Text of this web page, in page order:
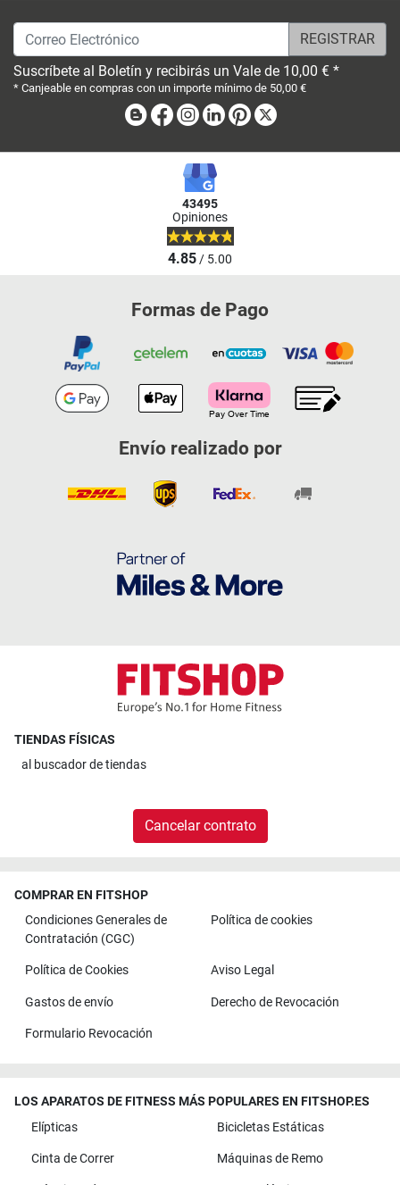
Correo Electrónico
Suscríbete al Boletín y recibirás un Vale de 10,00 € *
* Canjeable en compras con un importe mínimo de 50,00 €
BlogFacebook
Instagram
LinkedinPinterest
43495
Opiniones
4.85/ 5.00
Formas de Pago
Envío realizado por
TIENDAS FÍSICAS
al buscador de tiendas
Cancelar contrato
COMPRAR EN FITSHOP
Condiciones Generales de
Contratación (CGC)
Política de cookies
Política de Cookies Aviso Legal
Gastos de envío Derecho de Revocación
Formulario Revocación
LOS APARATOS DE FITNESS MÁS POPULARES EN FITSHOP.ES
Elípticas
Bicicletas Estáticas
Cinta de Correr Máquinas de Remo